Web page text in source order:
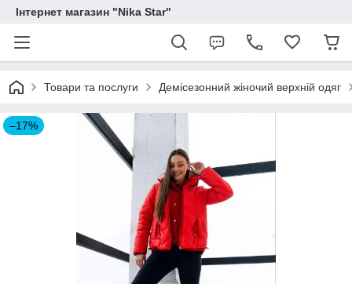
Інтернет магазин "Nika Star"
Товари та послуги Демісезонний жіночий верхній одяг
–17%